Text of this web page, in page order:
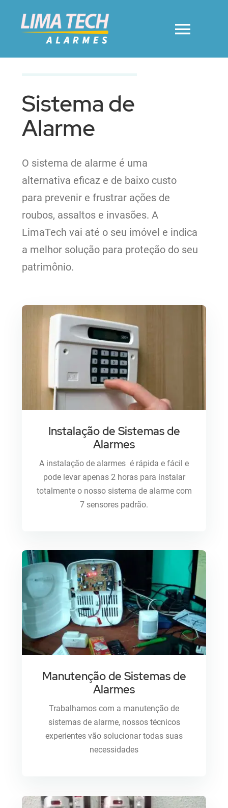
Sobre Nós
Portas Automáticas
Interfones
Alarmes
Contato
Sistema de
Alarme
O sistema de alarme é uma
alternativa eficaz e de baixo custo
para prevenir e frustrar ações de
roubos, assaltos e invasões. A
LimaTech vai até o seu imóvel e indica
a melhor solução para proteção do seu
patrimônio.
Instalação de Sistemas de
Alarmes
A instalação de alarmes é rápida e fácil e
pode levar apenas 2 horas para instalar
totalmente o nosso sistema de alarme com
7 sensores padrão.
Manutenção de Sistemas de
Alarmes
Trabalhamos com a manutenção de
sistemas de alarme, nossos técnicos
experientes vão solucionar todas suas
necessidades